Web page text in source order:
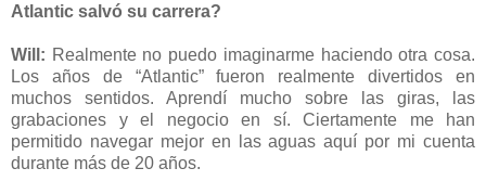
Atlantic salvó su carrera?
Will: Realmente no puedo imaginarme haciendo otra cosa.
Los años de “Atlantic” fueron realmente divertidos en
muchos sentidos. Aprendí mucho sobre las giras, las
grabaciones y el negocio en sí. Ciertamente me han
permitido navegar mejor en las aguas aquí por mi cuenta
durante más de 20 años.